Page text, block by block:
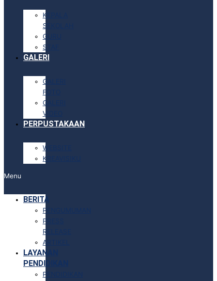
KEPALA
SEKOLAH
GURU
STAF
GALERI
GALERI
FOTO
GALERI
VIDEO
PERPUSTAKAAN
WEBSITE
KREAVISIKU
Menu
BERITA
PENGUMUMAN
PRESS
RELEASE
ARTIKEL
LAYANAN
PENDIDIKAN
PENDIDIKAN